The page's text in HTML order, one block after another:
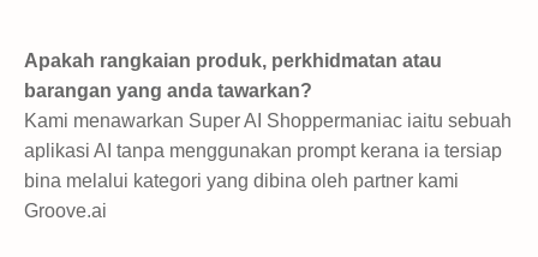
Apakah rangkaian produk, perkhidmatan atau
barangan yang anda tawarkan?
Kami menawarkan Super AI Shoppermaniac iaitu sebuah
aplikasi AI tanpa menggunakan prompt kerana ia tersiap
bina melalui kategori yang dibina oleh partner kami
Groove.ai